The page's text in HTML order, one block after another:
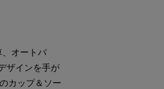
オートバ
ザインを手が
カップ＆ソー